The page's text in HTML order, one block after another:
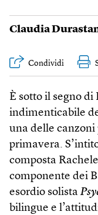
Claudia
Condividi
È sotto il segno di
indimenticabile
una delle
primavera.
composta
componente dei
esordio solista
bilingue e